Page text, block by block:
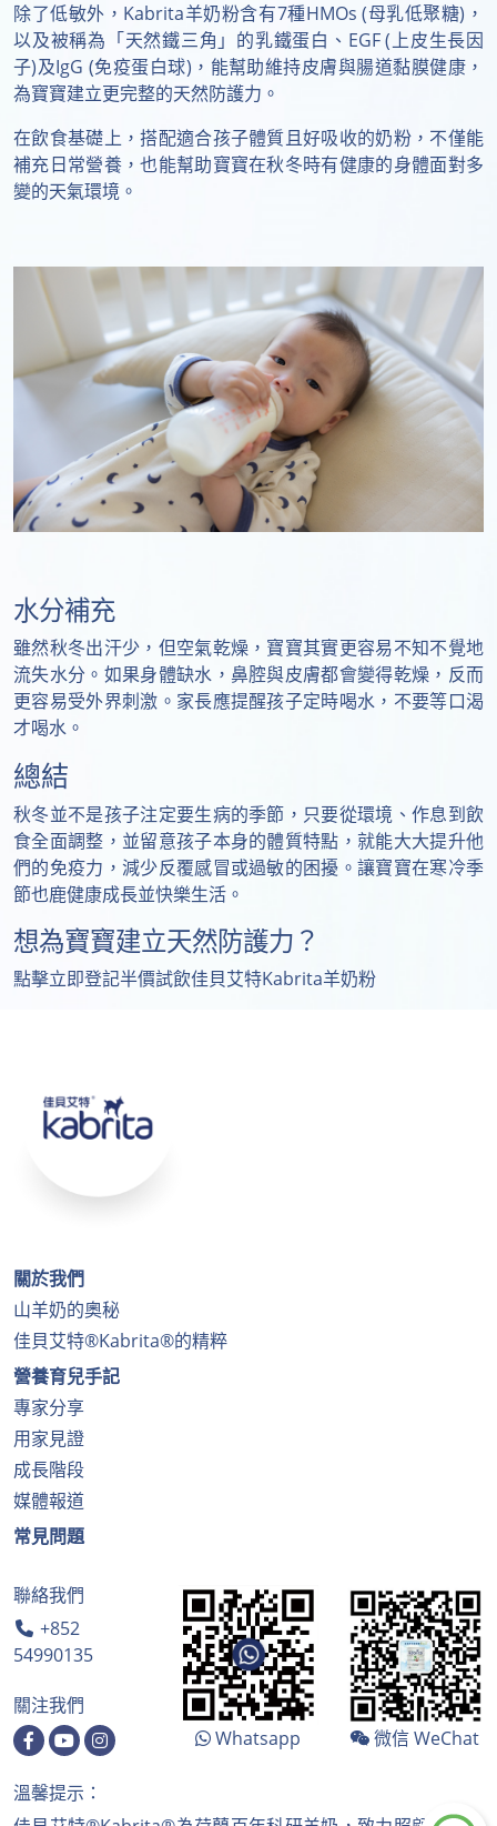
除了低敏外，Kabrita羊奶粉含有7種HMOs (母乳低聚糖)，
以及被稱為「天然鐵三角」的乳鐵蛋白、EGF (上皮生長因
子)及IgG (免疫蛋白球)，能幫助維持皮膚與腸道黏膜健康，
為寶寶建立更完整的天然防護力。
在飲食基礎上，搭配適合孩子體質且好吸收的奶粉，不僅能
補充日常營養，也能幫助寶寶在秋冬時有健康的身體面對多
變的天氣環境。
水分補充
雖然秋冬出汗少，但空氣乾燥，寶寶其實更容易不知不覺地
流失水分。如果身體缺水，鼻腔與皮膚都會變得乾燥，反而
更容易受外界刺激。家長應提醒孩子定時喝水，不要等口渴
才喝水。
總結
秋冬並不是孩子注定要生病的季節，只要從環境、作息到飲
食全面調整，並留意孩子本身的體質特點，就能大大提升他
們的免疫力，減少反覆感冒或過敏的困擾。讓寶寶在寒冷季
節也鹿健康成長並快樂生活。
想為寶寶建立天然防護力？
點擊立即登記半價試飲佳貝艾特Kabrita羊奶粉
關於我們
山羊奶的奧秘
佳貝艾特®Kabrita®的精粹
營養育兒手記
專家分享
用家見證
成長階段
媒體報道
常見問題
聯絡我們
+852
54990135
關注我們
Whatsapp
微信 WeChat
溫馨提示：